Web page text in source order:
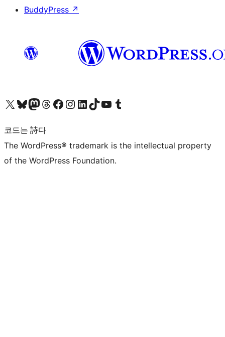
BuddyPress ↗
X(이전 트위터) 계정 방문하기블루스카이 계정 방문하기마스토돈 계정 방문하기스레드 계정 방문하기 페이스북 페이지 방문하기인스타그램 계정 방문하기 LinkedIn 계정 방문하기틱톡 계정 방문하기유튜브 채널 방문하기 텀블러 계정 방문하기
코드는 詩다
The WordPress® trademark is the intellectual property
of the WordPress Foundation.